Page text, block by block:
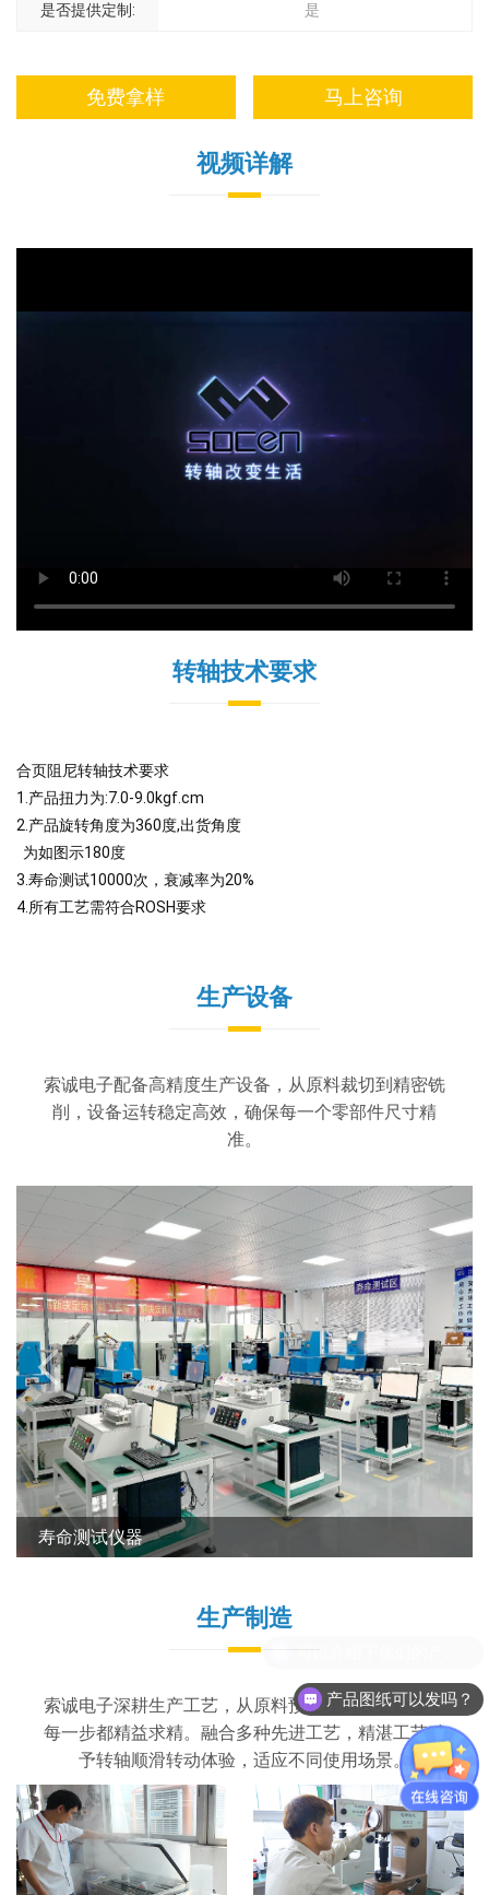
是否提供定制: 是
免费拿样 马上咨询
视频详解
转轴技术要求
合页阻尼转轴技术要求
1.产品扭力为:7.0-9.0kgf.cm
2.产品旋转角度为360度,出货角度
为如图示180度
3.寿命测试10000次，衰减率为20%
4.所有工艺需符合ROSH要求
生产设备
索诚电子配备高精度生产设备，从原料裁切到精密铣
削，设备运转稳定高效，确保每一个零部件尺寸精
准。
CNC设备
生产制造
索诚电子深耕生产工艺，从原料预处理到表面处理，
每一步都精益求精。融合多种先进工艺，精湛工艺赋
予转轴顺滑转动体验，适应不同使用场景。
产品图纸可以发吗？